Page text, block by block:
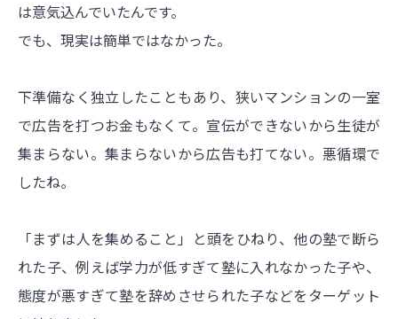
は意気込んでいたんです。
でも、現実は簡単ではなかった。
下準備なく独立したこともあり、狭いマンションの一室
で広告を打つお金もなくて。宣伝ができないから生徒が
集まらない。集まらないから広告も打てない。悪循環で
したね。
「まずは人を集めること」と頭をひねり、他の塾で断ら
れた子、例えば学力が低すぎて塾に入れなかった子や、
態度が悪すぎて塾を辞めさせられた子などをターゲット